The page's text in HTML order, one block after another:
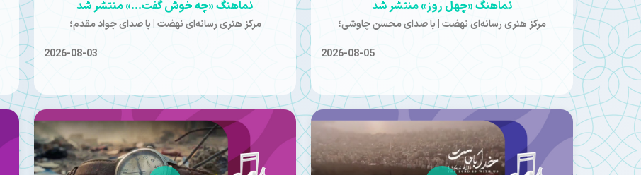
نماهنگ «چهل روز» منتشر شد
مرکز هنری رسانه‌ای نهضت | با صدای محسن چاوشی؛
2026-08-05
نماهنگ «چه خوش گفت...» منتشر شد
مرکز هنری رسانه‌ای نهضت | با صدای جواد مقدم؛
2026-08-03